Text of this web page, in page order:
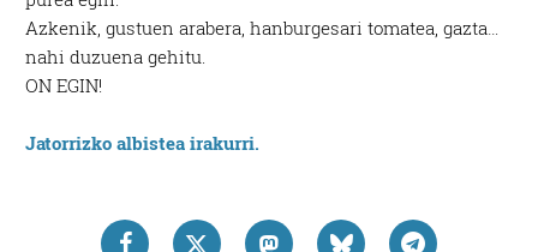
Azkenik, gustuen arabera, hanburgesari tomatea, gazta…
nahi duzuena gehitu.
ON EGIN!
Jatorrizko albistea irakurri.